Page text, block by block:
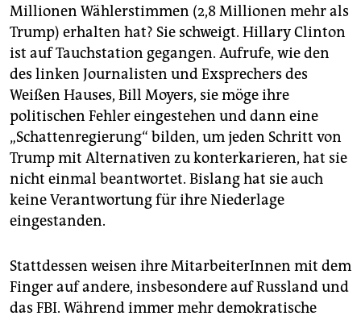
Millionen Wählerstimmen (2,8 Millionen mehr als
Trump) erhalten hat? Sie schweigt. Hillary Clinton
ist auf Tauchstation gegangen. Aufrufe, wie den
des linken Journalisten und Exsprechers des
Weißen Hauses, Bill Moyers, sie möge ihre
politischen Fehler eingestehen und dann eine
„Schattenregierung“ bilden, um jeden Schritt von
Trump mit Alternativen zu konterkarieren, hat sie
nicht einmal beantwortet. Bislang hat sie auch
keine Verantwortung für ihre Niederlage
eingestanden.
Stattdessen weisen ihre MitarbeiterInnen mit dem
Finger auf andere, insbesondere auf Russland und
das FBI. Während immer mehr demokratische